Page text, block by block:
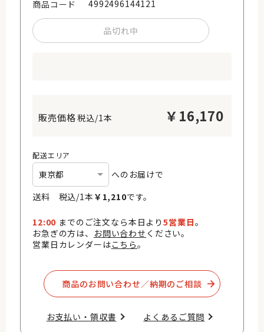
商品コード 4992496144121
品切れ中
税込/1本 ￥ 16,170
配送エリア
へのお届けで
送料 税込/1本 ￥ 1,210です。
12:00 までのご注文なら本日より5営業日。
お急ぎの方は、 お問い合わせ ください。
営業日カレンダーはこちら。
商品のお問い合わせ／納期のご相談​
お支払い・領収書​ よくあるご質問​